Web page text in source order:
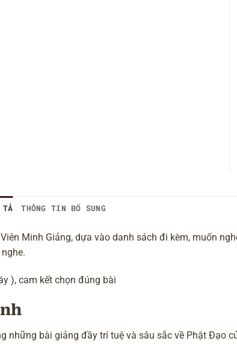
TẢ THÔNG TIN BỔ SUNG
Minh Giảng, dựa vào danh sách đi kèm, muốn
), cam kết chọn đúng bài
bài giảng đầy trí tuệ và sâu sắc về Phật Đạo